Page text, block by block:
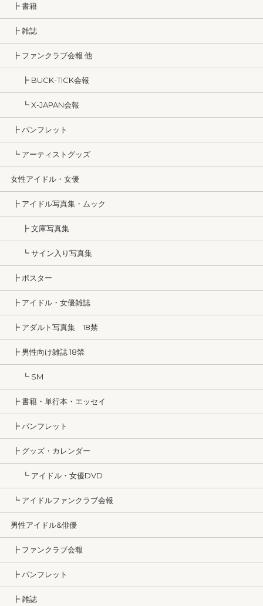
┣ 書籍
┣ 雑誌
┣ ファンクラブ会報 他
┣ BUCK-TICK会報
┗ X-JAPAN会報
┣ パンフレット
┗ アーティストグッズ
女性アイドル・女優
┣ アイドル写真集・ムック
┣ 文庫写真集
┗ サイン入り写真集
┣ ポスター
┣ アイドル・女優雑誌
┣ アダルト写真集 18禁
┣ 男性向け雑誌 18禁
┗ SM
┣ 書籍・単行本・エッセイ
┣ パンフレット
┣ グッズ・カレンダー
┗ アイドル・女優DVD
┗ アイドルファンクラブ会報
男性アイドル&俳優
┣ ファンクラブ会報
┣ パンフレット
┣ 雑誌